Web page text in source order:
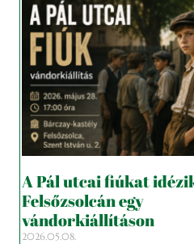
A Pál utcai fiúkat
Felsőzsolcán egy
vándorkiállításon
2026.05.08.